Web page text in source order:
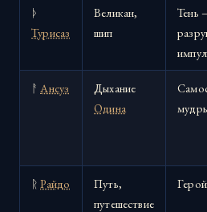
ᚦ
Турисаз
Великан,
шип
Тень
ᚨ Ансуз
Дыхание
Одина
ᚱРайдо
Путь,
путешествие
Герой